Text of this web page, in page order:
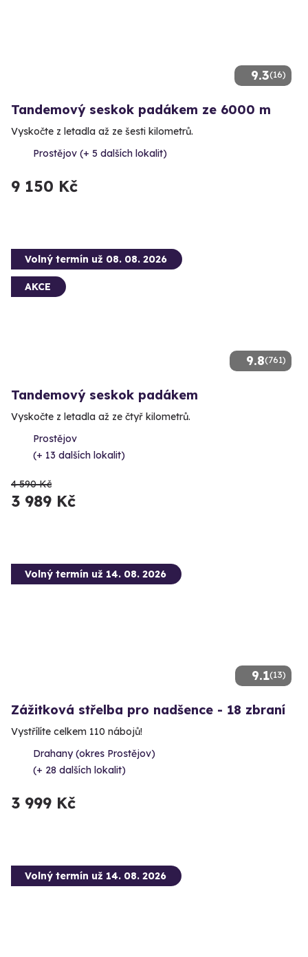
9.3(16)
Tandemový seskok padákem ze 6000 m
Vyskočte z letadla až ze šesti kilometrů.
Prostějov (+ 5 dalších lokalit)
9 150 Kč
9.8(761)
Volný termín už 08. 08. 2026
AKCE
Tandemový seskok padákem
Vyskočte z letadla až ze čtyř kilometrů.
Prostějov
(+ 13 dalších lokalit)
4 590 Kč
3 989 Kč
9.1(13)
Volný termín už 14. 08. 2026
Zážitková střelba pro nadšence - 18 zbraní
Vystřílíte celkem 110 nábojů!
Drahany (okres Prostějov)
(+ 28 dalších lokalit)
3 999 Kč
Volný termín už 14. 08. 2026